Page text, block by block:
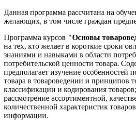
Данная программа рассчитана на
желающих, в том числе граждан
Программа курсов "Основы
на тех, кто желает в короткие сроки
знаниями и навыками в области
потребительской ценности товара.
предполагает изучение особенностей
товара в товароведении и принципов
классификации и кодирования
рассмотрение ассортиментной,
количественной характеристик
информации.